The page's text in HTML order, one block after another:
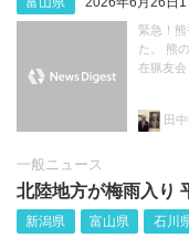
緊急！
た。 熊
在猟友会
田
一般ニュース
北陸地方が梅雨入り
新潟県 富山県 石川